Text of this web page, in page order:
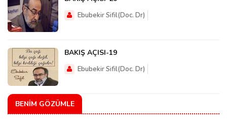
Ebubekir Sifil(Doc. Dr)
BAKIŞ AÇISI-19
Ebubekir Sifil(Doc. Dr)
BENIM GÖZÜMLE